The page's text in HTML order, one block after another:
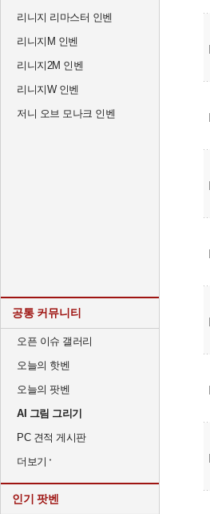
리니지 리마스터 인벤
리니지M 인벤
리니지2M 인벤
리니지W 인벤
저니 오브 모나크 인벤
공통 커뮤니티
오픈 이슈 갤러리
오늘의 핫벤
오늘의 팟벤
AI 그림 그리기
PC 견적 게시판
더보기
인기 팟벤